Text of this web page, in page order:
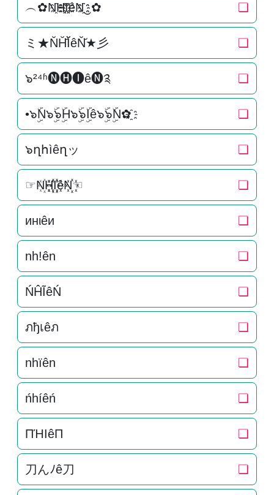
︵✿N҈H҈҈I҈҈êN҈҈‿✿ ❏
ミ★N̆H̆̆Ĭ̆êN̆̆★彡 ❏
๖²⁴ʱ🅝🅗🅘ê🅝༉ ❏
•๖ۣۜN๖ۣۜ๖ۣۜH๖ۣۜ๖ۣۜIê๖ۣۜ๖ۣۜN✿҈ ❏
๖ղհìêղッ ❏
☞N꙰H꙰꙰I꙰꙰êN꙰꙰☜ ❏
инιêи ❏
nh!ên ❏
ŃĤĨêŃ ❏
ภђเêภ ❏
nhïên ❏
ńhíêń ❏
ПΉIêП ❏
刀んﾉê刀 ❏